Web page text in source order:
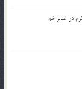
در غدیر خم